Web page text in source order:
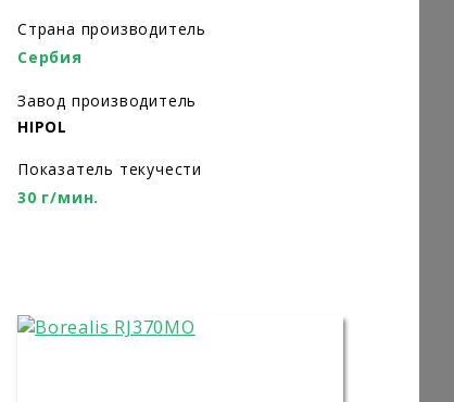
Страна производитель
Сербия
Завод производитель
HIPOL
Показатель текучести
30 г/мин.